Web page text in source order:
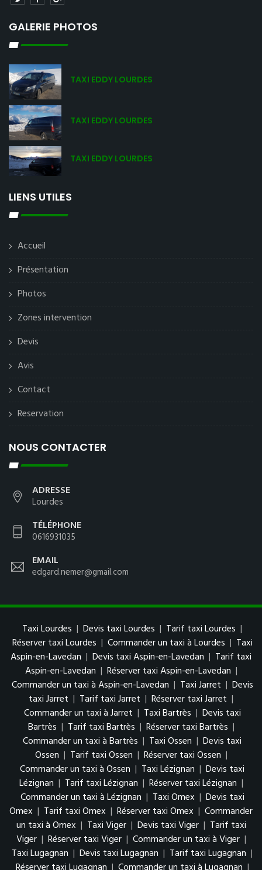
GALERIE PHOTOS
TAXI EDDY LOURDES
TAXI EDDY LOURDES
TAXI EDDY LOURDES
LIENS UTILES
Accueil
Présentation
Photos
Zones intervention
Devis
Avis
Contact
Reservation
NOUS CONTACTER
ADRESSE
Lourdes
TÉLÉPHONE
0616931035
EMAIL
edgard.nemer@gmail.com
Taxi Lourdes | Devis taxi Lourdes | Tarif taxi Lourdes |
Réserver taxi Lourdes | Commander un taxi à Lourdes | Taxi
Aspin-en-Lavedan | Devis taxi Aspin-en-Lavedan | Tarif taxi
Aspin-en-Lavedan | Réserver taxi Aspin-en-Lavedan |
Commander un taxi à Aspin-en-Lavedan | Taxi Jarret | Devis
taxi Jarret | Tarif taxi Jarret | Réserver taxi Jarret |
Commander un taxi à Jarret | Taxi Bartrès | Devis taxi
Bartrès | Tarif taxi Bartrès | Réserver taxi Bartrès |
Commander un taxi à Bartrès | Taxi Ossen | Devis taxi
Ossen | Tarif taxi Ossen | Réserver taxi Ossen |
Commander un taxi à Ossen | Taxi Lézignan | Devis taxi
Lézignan | Tarif taxi Lézignan | Réserver taxi Lézignan |
Commander un taxi à Lézignan | Taxi Omex | Devis taxi
Omex | Tarif taxi Omex | Réserver taxi Omex | Commander
un taxi à Omex | Taxi Viger | Devis taxi Viger | Tarif taxi
Viger | Réserver taxi Viger | Commander un taxi à Viger |
Taxi Lugagnan | Devis taxi Lugagnan | Tarif taxi Lugagnan |